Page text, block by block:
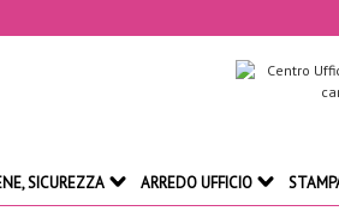
SICUREZZA ARREDO UFFICIO